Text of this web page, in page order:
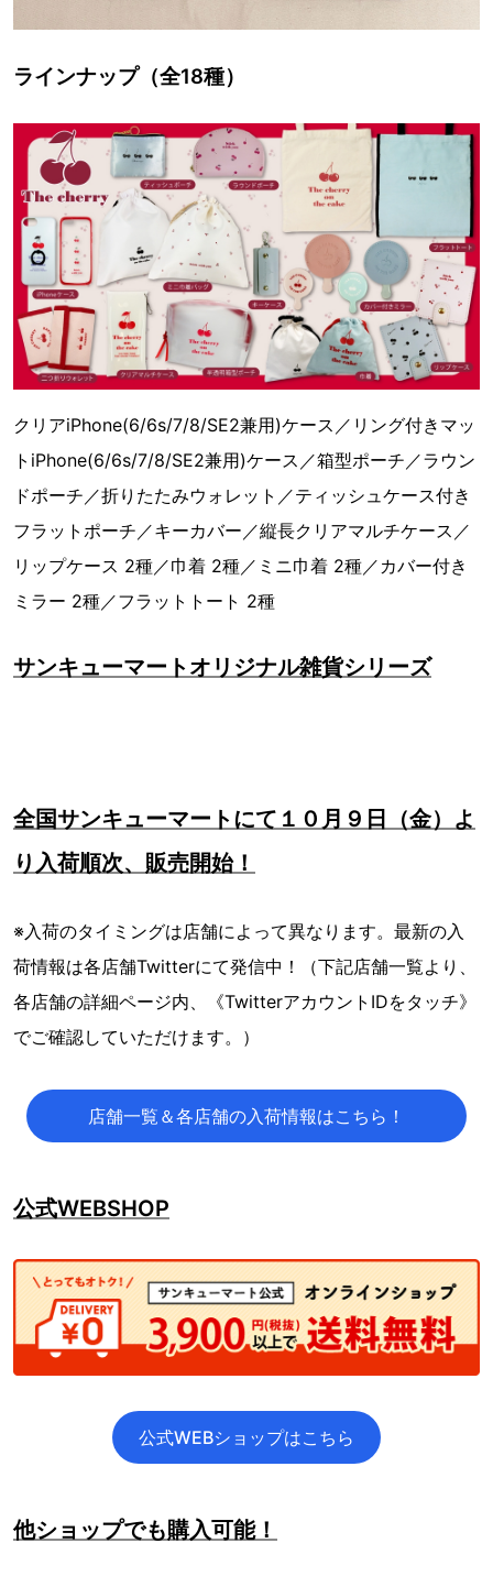
ラインナップ（全18種）
クリアiPhone(6/6s/7/8/SE2兼用)ケース／リング付きマッ
トiPhone(6/6s/7/8/SE2兼用)ケース／箱型ポーチ／ラウン
ドポーチ／折りたたみウォレット／ティッシュケース付き
フラットポーチ／キーカバー／縦長クリアマルチケース／
リップケース 2種／巾着 2種／ミニ巾着 2種／カバー付き
ミラー 2種／フラットトート 2種
サンキューマートオリジナル雑貨シリーズ
全国サンキューマートにて１０月９日（金）よ
り入荷順次、販売開始！
※入荷のタイミングは店舗によって異なります。最新の入
荷情報は各店舗Twitterにて発信中！（下記店舗一覧より、
各店舗の詳細ページ内、《TwitterアカウントIDをタッチ》
でご確認していただけます。）
店舗一覧＆各店舗の入荷情報はこちら！
公式WEBSHOP
公式WEBショップはこちら
他ショップでも購入可能！